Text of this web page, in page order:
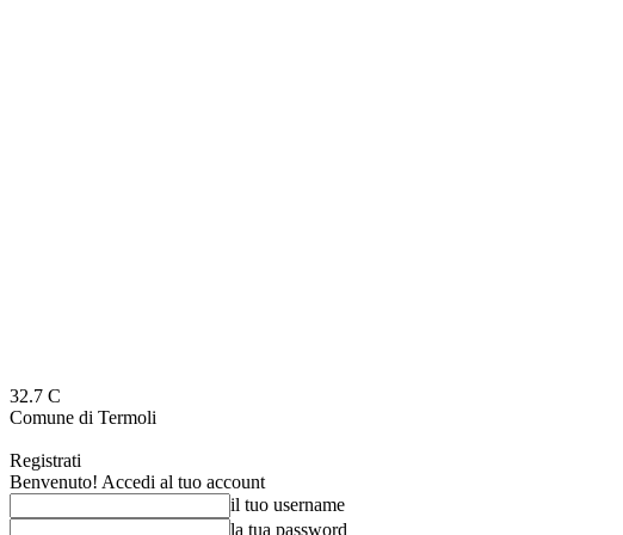
32.7 C
Comune di Termoli
Registrati
Benvenuto! Accedi al tuo account
il tuo username
la tua password